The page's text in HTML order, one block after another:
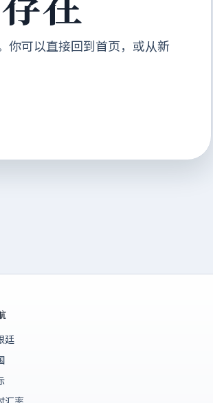
你可以直接回到首页，或从新
廷